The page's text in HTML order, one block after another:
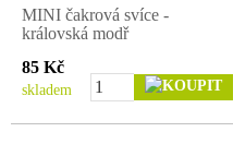
MINI čakrová svíce -
královská modř
85 Kč
skladem